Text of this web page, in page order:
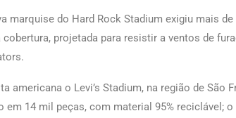
marquise do Hard Rock Stadium exigiu mais
projetada para resistir a ventos de
americana o Levi’s Stadium, na região de São
em 14 mil peças, com material 95% reciclável;